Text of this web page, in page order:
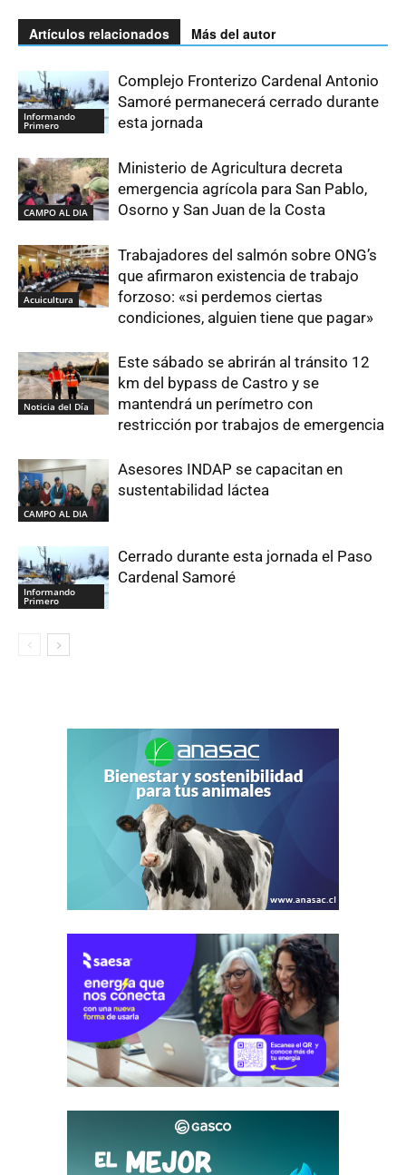
Artículos relacionados Más del autor
Informando
Primero
Complejo Fronterizo Cardenal Antonio
Samoré permanecerá cerrado durante
esta jornada
CAMPO AL DIA
Ministerio de Agricultura decreta
emergencia agrícola para San Pablo,
Osorno y San Juan de la Costa
Acuicultura
Trabajadores del salmón sobre ONG’s
que afirmaron existencia de trabajo
forzoso: «si perdemos ciertas
condiciones, alguien tiene que pagar»
Noticia del Día
Este sábado se abrirán al tránsito 12
km del bypass de Castro y se
mantendrá un perímetro con
restricción por trabajos de emergencia
CAMPO AL DIA
Asesores INDAP se capacitan en
sustentabilidad láctea
Informando
Primero
Cerrado durante esta jornada el Paso
Cardenal Samoré